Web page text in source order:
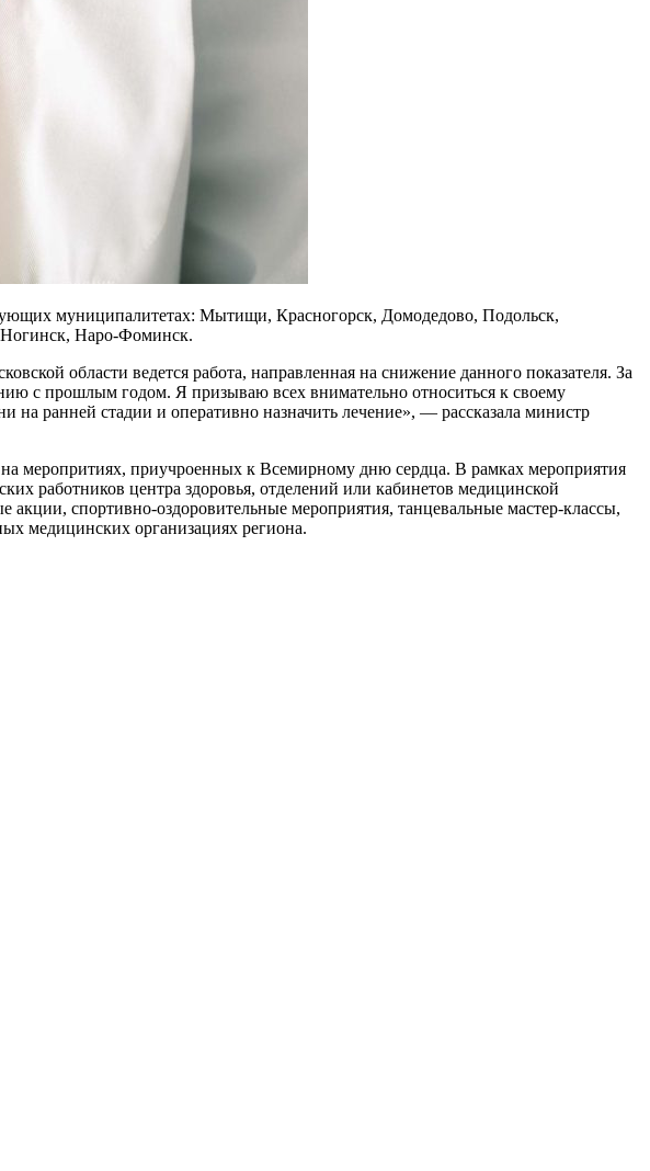
муниципалитетах: Мытищи, Красногорск, Домодедово, Подольск,
Наро-Фоминск.
области ведется работа, направленная на снижение данного показателя. За
с прошлым годом. Я призываю всех внимательно относиться к своему
на ранней стадии и оперативно назначить лечение», — рассказала министр
меропритиях, приучроенных к Всемирному дню сердца. В рамках мероприятия
работников центра здоровья, отделений или кабинетов медицинской
спортивно-оздоровительные мероприятия, танцевальные мастер-классы,
медицинских организациях региона.